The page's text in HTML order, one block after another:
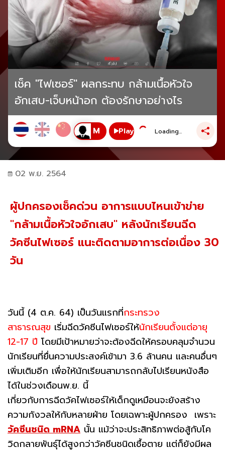
เช็ค "ไฟเซอร์" ผลกระทบ กล้ามเนื้อหัวใจ
อักเสบ-เจ็บหน้าอก ต้องรักษาอย่างไร
Play Loading...
02 พ.ย. 2564
ผู้ปกครองเช็คด่วน อาการแบบไหนเข้าข่าย
"กล้ามเนื้อหัวใจอักเสบ" หลังนักเรียนฉีด
วัคซีนไฟเซอร์ แนะติดตามอาการต่อเนื่อง 30
วัน
วันนี้ (4 ต.ค. 64) เป็นวันแรกที่กระทรวง
สาธารณสุข เริ่มฉีดวัคซีนไฟเซอร์ให้นักเรียนตั้งแต่อายุ
12-17 ปี โดยมีเป้าหมายว่าจะต้องฉีดให้ครอบคลุมจำนวน
นักเรียนที่ยื่นความประสงค์เข้ามา 3.6 ล้านคน และคนอื่นๆ
เพิ่มเติมอีก เพื่อให้นักเรียนสามารถกลับไปเรียนหนังสือ
ได้ในช่วงเดือนพ.ย. นี้
เกี่ยวกับการฉีดวัคไฟเซอร์ให้เด็กดูเหมือนจะยังสร้าง
ความกังวลให้กับหลายฝ่าย โดยเฉพาะผู้ปกครอง เพราะ
วัคซีนชนิด mRNA นั้น แม้ว่าจะประสิทธิภาพต่อสู้กับโค
วิดกลายพันธุ์ได้สูงกว่าวัคซีนชนิดเชื้อตาย แต่ก็ยังมีผล